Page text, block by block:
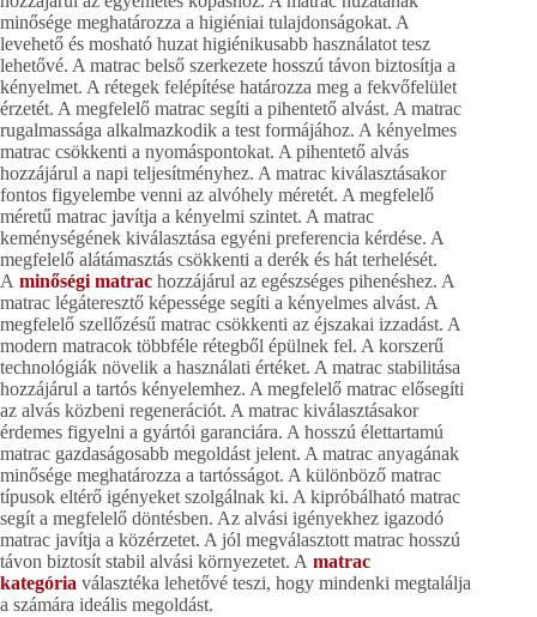
minősége meghatározza a higiéniai tulajdonságokat. A
levehető és mosható huzat higiénikusabb használatot tesz
lehetővé. A matrac belső szerkezete hosszú távon biztosítja a
kényelmet. A rétegek felépítése határozza meg a fekvőfelület
érzetét. A megfelelő matrac segíti a pihentető alvást. A matrac
rugalmassága alkalmazkodik a test formájához. A kényelmes
matrac csökkenti a nyomáspontokat. A pihentető alvás
hozzájárul a napi teljesítményhez. A matrac kiválasztásakor
fontos figyelembe venni az alvóhely méretét. A megfelelő
méretű matrac javítja a kényelmi szintet. A matrac
keménységének kiválasztása egyéni preferencia kérdése. A
megfelelő alátámasztás csökkenti a derék és hát terhelését.
A minőségi matrac hozzájárul az egészséges pihenéshez. A
matrac légáteresztő képessége segíti a kényelmes alvást. A
megfelelő szellőzésű matrac csökkenti az éjszakai izzadást. A
modern matracok többféle rétegből épülnek fel. A korszerű
technológiák növelik a használati értéket. A matrac stabilitása
hozzájárul a tartós kényelemhez. A megfelelő matrac elősegíti
az alvás közbeni regenerációt. A matrac kiválasztásakor
érdemes figyelni a gyártói garanciára. A hosszú élettartamú
matrac gazdaságosabb megoldást jelent. A matrac anyagának
minősége meghatározza a tartósságot. A különböző matrac
típusok eltérő igényeket szolgálnak ki. A kipróbálható matrac
segít a megfelelő döntésben. Az alvási igényekhez igazodó
matrac javítja a közérzetet. A jól megválasztott matrac hosszú
távon biztosít stabil alvási környezetet. A matrac
kategória választéka lehetővé teszi, hogy mindenki megtalálja
a számára ideális megoldást.